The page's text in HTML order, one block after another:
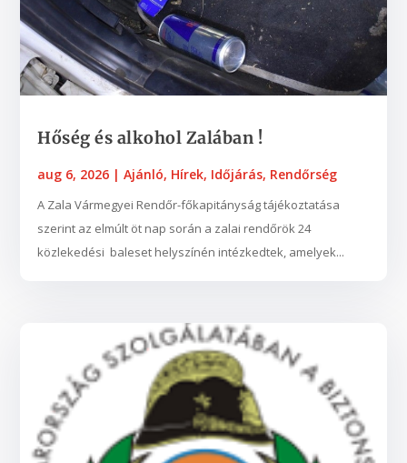
Hőség és alkohol Zalában !
aug 6, 2026 |Ajánló, Hírek, Időjárás, Rendőrség
A Zala Vármegyei Rendőr-főkapitányság tájékoztatása
szerint az elmúlt öt nap során a zalai rendőrök 24
közlekedési baleset helyszínén intézkedtek, amelyek...